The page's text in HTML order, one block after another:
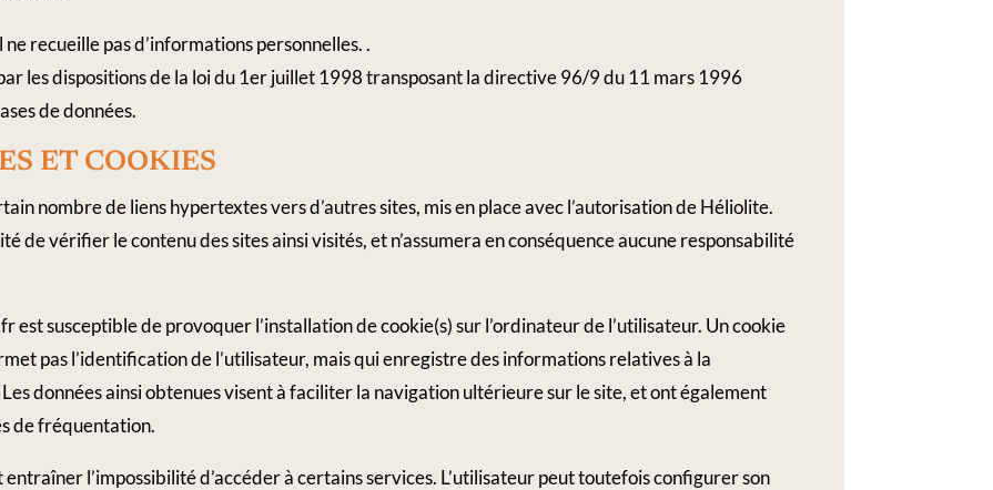
ne recueille pas d’informations personnelles. .
les dispositions de la loi du 1er juillet 1998 transposant la directive 96/9 du 11 mars 1996
de données.
​ET​ ​COOKIES
nombre de liens hypertextes vers d’autres sites, mis en place avec l’autorisation de Héliolite.
de vérifier le contenu des sites ainsi visités, et n’assumera en conséquence aucune responsabilité
est susceptible de provoquer l’installation de cookie(s) sur l’ordinateur de l’utilisateur. Un cookie
pas l’identification de l’utilisateur, mais qui enregistre des informations relatives à la
données ainsi obtenues visent à faciliter la navigation ultérieure sur le site, et ont également
de fréquentation.
entraîner l’impossibilité d’accéder à certains services. L’utilisateur peut toutefois configurer son